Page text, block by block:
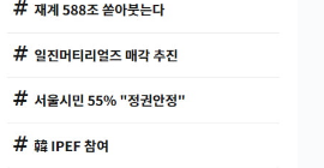
⇒ だから無理だってば。
名物教授も登場！